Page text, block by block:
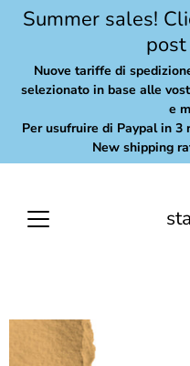
SkipSummer sales!
Nuove tariffe di
selezionato in base alle
e
Per usufruire di Paypal in
New shipping